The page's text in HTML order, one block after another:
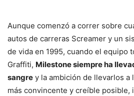
Aunque comenzó a correr sobre
autos de carreras Screamer y un
de vida en 1995, cuando el equipo
Graffiti, Milestone siempre ha
sangre y la ambición de llevarlos a
más convincente y creíble posible,